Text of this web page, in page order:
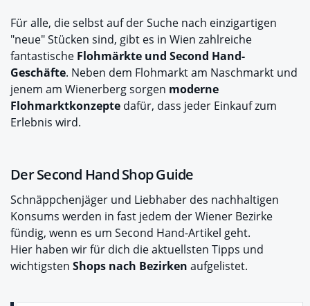
Für alle, die selbst auf der Suche nach einzigartigen
"neue" Stücken sind, gibt es in Wien zahlreiche
fantastische Flohmärkte und Second Hand-
Geschäfte. Neben dem Flohmarkt am Naschmarkt und
jenem am Wienerberg sorgen moderne
Flohmarktkonzepte dafür, dass jeder Einkauf zum
Erlebnis wird.
Der Second Hand Shop Guide
Schnäppchenjäger und Liebhaber des nachhaltigen
Konsums werden in fast jedem der Wiener Bezirke
fündig, wenn es um Second Hand-Artikel geht.
Hier haben wir für dich die aktuellsten Tipps und
wichtigsten Shops nach Bezirken aufgelistet.